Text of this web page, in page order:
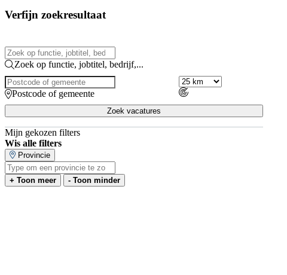
Verfijn zoekresultaat
Zoek op functie, jobtitel, bedrijf,...
Postcode of gemeente
Zoek vacatures
Mijn gekozen filters
Wis alle filters
Provincie
+ Toon meer - Toon minder